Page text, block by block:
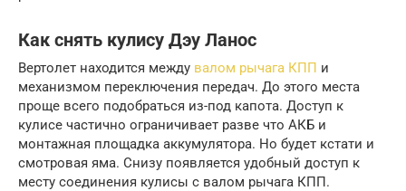
Как снять кулису Дэу Ланос
Вертолет находится между валом рычага КПП и
механизмом переключения передач. До этого места
проще всего подобраться из-под капота. Доступ к
кулисе частично ограничивает разве что АКБ и
монтажная площадка аккумулятора. Но будет кстати и
смотровая яма. Снизу появляется удобный доступ к
месту соединения кулисы с валом рычага КПП.